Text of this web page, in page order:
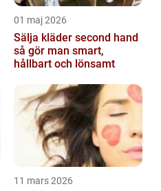
01 maj 2026
Sälja kläder second hand
så gör man smart,
hållbart och lönsamt
11 mars 2026